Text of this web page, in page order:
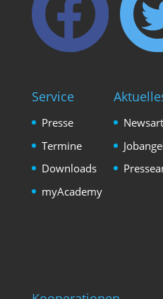
Service
Presse
Termine
Downloads
myAcademy